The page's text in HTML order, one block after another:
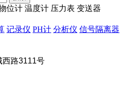
位计 温度计 压力表 变送器
记录仪 PH计 分析仪 信号隔离器
西路3111号